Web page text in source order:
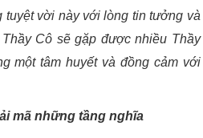
tuyệt vời này với lòng tin tưởng và
Cô sẽ gặp được nhiều Thầy
một tâm huyết và đồng cảm với
mã những tầng nghĩa